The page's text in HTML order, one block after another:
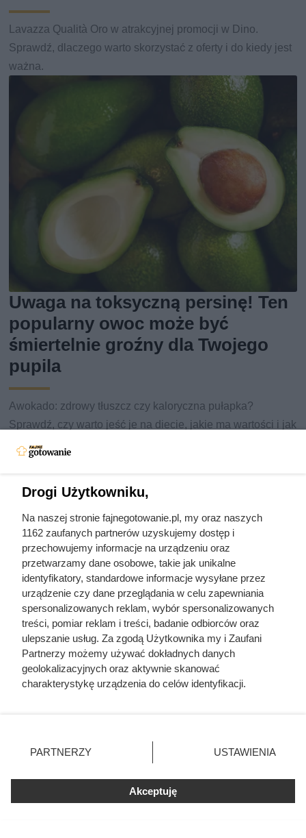
Lavazza Qualità Oro w atrakcyjnej promocji w Dino.
Sprawdź, dlaczego warto skorzystać z oferty i do kiedy jest
ważna.
Uwaga na toksyczną persinę! Ten
popularny owoc może być
śmiertelnie groźny dla Twojego
pupila
Awokado: zdrowy tłuszcz czy kaloryczna pułapka?
Sprawdź, czy warto jeść je na diecie, jakie ma wartości i jak
je włączyć do menu.
Biedronka daje 5 produktów
Biedronka przygotowała prawdziwy festiwal promocji.
Czekają akcje 5+5 gratis, rabaty sięgające nawet 90% i
oferta z drugim produktem 60% taniej.
Drogi Użytkowniku,
Na naszej stronie fajnegotowanie.pl, my oraz naszych
1162 zaufanych partnerów uzyskujemy dostęp i
przechowujemy informacje na urządzeniu oraz
przetwarzamy dane osobowe, takie jak unikalne
identyfikatory, standardowe informacje wysyłane przez
urządzenie czy dane przeglądania w celu zapewniania
spersonalizowanych reklam, wybór spersonalizowanych
treści, pomiar reklam i treści, badanie odbiorców oraz
ulepszanie usług. Za zgodą Użytkownika my i Zaufani
Partnerzy możemy używać dokładnych danych
geolokalizacyjnych oraz aktywnie skanować
charakterystykę urządzenia do celów identyfikacji.
zmienić/wycofać klikając przycisk ustawień prywatności
znajdujący się w lewym dolnym rogu strony
rodzaje przetwarzania danych nie wymagają zgody
użytkownika, ale masz prawo sprzeciwić się takiemu
przetwarzaniu. Preferencje będą miały zastosowania tylko
PARTNERZY USTAWIENIA
Akceptuję